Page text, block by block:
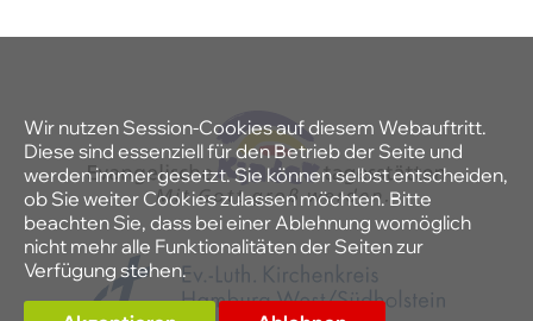
Wir nutzen Session-Cookies auf diesem Webauftritt.
Diese sind essenziell für den Betrieb der Seite und
werden immer gesetzt. Sie können selbst entscheiden,
ob Sie weiter Cookies zulassen möchten. Bitte
beachten Sie, dass bei einer Ablehnung womöglich
nicht mehr alle Funktionalitäten der Seiten zur
Verfügung stehen.